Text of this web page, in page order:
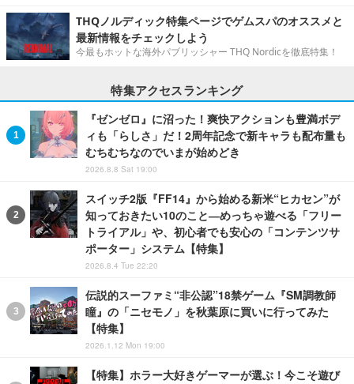
THQノルディック特集ページでゲムスパのオススメと
最新情報をチェックしよう
今最もホットな海外パブリッシャー THQ Nordicを徹底特集！
特集アクセスランキング
『ゼンゼロ』に沼った！爽快アクションも豊満ボデ
ィも「らしさ」だ！2周年記念で新キャラも配布量も
むちむちなのでいまが始めどき
2026.8.8 Sat 19:00
スイッチ2版『FF14』から始める新米“ヒカセン”が
知っておきたい10のこと―めっちゃ遊べる「フリー
トライアル」や、初心者でも安心の「コンテンツサ
ポーター」システム【特集】
2026.8.4 Tue 22:20
伝説的スーファミ“非公認”18禁ゲーム『SM調教師
瞳』の「ニセモノ」を秋葉原に買いに行ってみた
【特集】
2026.1.12 Mon 19:00
【特集】ホラー大好きゲーマーが選ぶ！今こそ遊び